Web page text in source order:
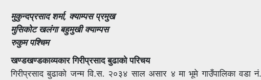
मुकुन्दप्रसाद शर्मा, क्याम्पस प्रमुख
मुसिकोट खलंगा बहुमुखी क्याम्पस
रुकुम पश्चिम
खण्डखण्डकाव्यकार गिरीप्रसाद बुढाको परिचय
गिरीप्रसाद बुढाको जन्म वि.स. २०३४ साल असार ४ मा भूमे गाउँपालिका